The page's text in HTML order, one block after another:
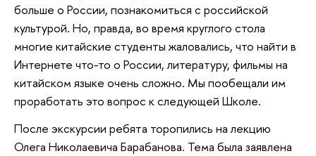
больше о России, познакомиться с российской
культурой. Но, правда, во время круглого стола
многие китайские студенты жаловались, что найти в
Интернете что-то о России, литературу, фильмы на
китайском языке очень сложно. Мы пообещали им
проработать это вопрос к следующей Школе.
После экскурсии ребята торопились на лекцию
Олега Николаевича Барабанова. Тема была заявлена